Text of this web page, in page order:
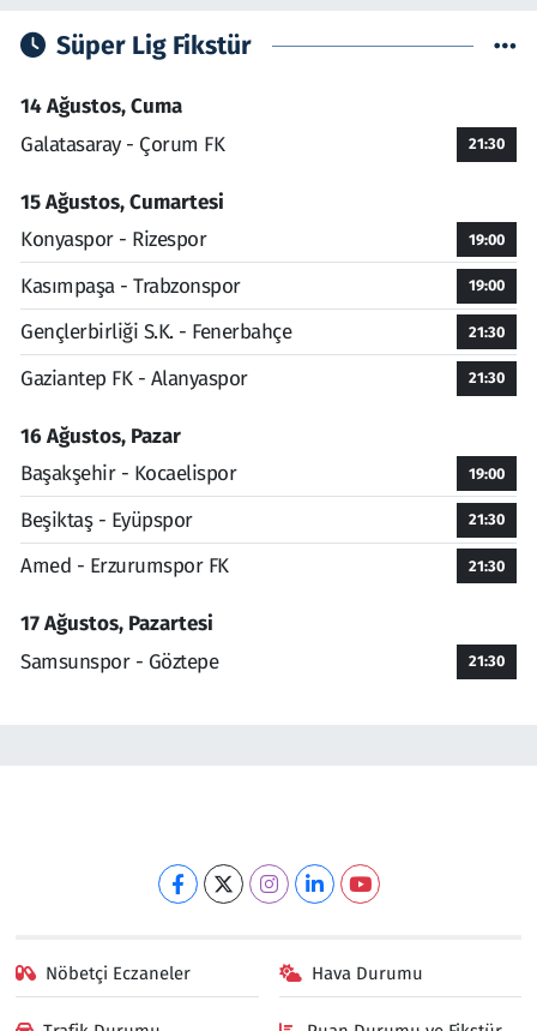
Süper Lig Fikstür
14 Ağustos, Cuma
Galatasaray - Çorum FK
21:30
15 Ağustos, Cumartesi
Konyaspor - Rizespor
19:00
Kasımpaşa - Trabzonspor 19:00
Gençlerbirliği S.K. - Fenerbahçe 21:30
Gaziantep FK - Alanyaspor 21:30
16 Ağustos, Pazar
Başakşehir - Kocaelispor
19:00
Beşiktaş - Eyüpspor 21:30
Amed - Erzurumspor FK 21:30
17 Ağustos, Pazartesi
Samsunspor - Göztepe
21:30
Nöbetçi Eczaneler Hava Durumu